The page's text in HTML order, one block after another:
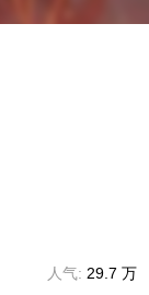
人气: 29.7 万